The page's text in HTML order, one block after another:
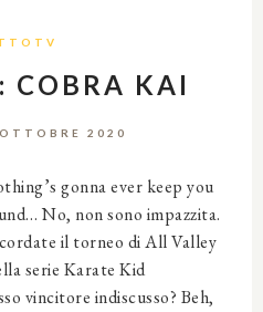
COBRA KAI
2020
gonna ever keep you
No, non sono impazzita.
il torneo di All Valley
serie Karate Kid
vincitore indiscusso? Beh,